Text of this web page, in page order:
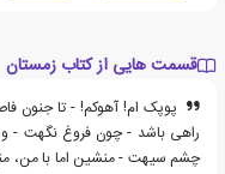
قسمت هایی از کتاب زمستان
پوپک ام! آهوکم! - تا جنون
راهی باشد - چون فروغ نگهت -
چشم سیهت - منشین اما با من،